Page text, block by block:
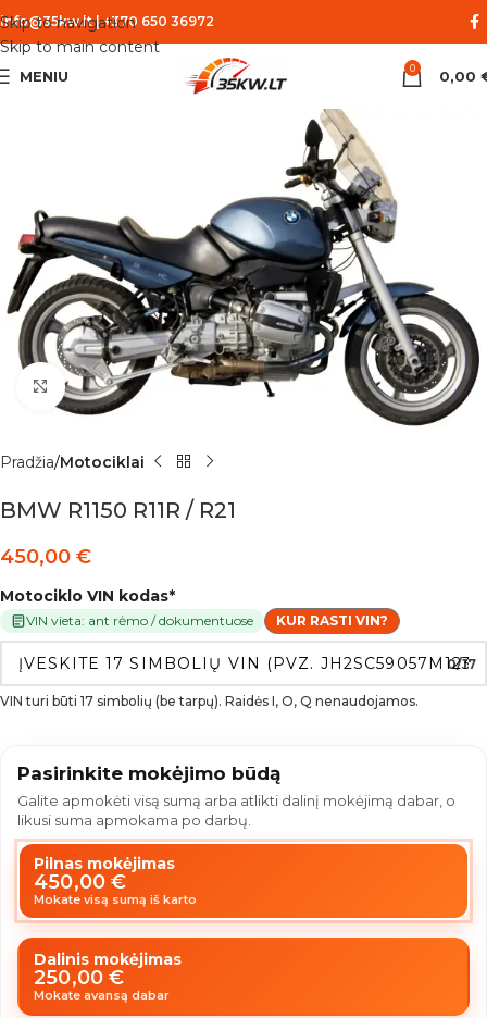
Skip to navigation
Skip to main content
info@35kw.lt|+370 650 36972
MENIU 0 0,00
Spustelėkite norėdami padidinti
Pradžia Motociklai
BMW R1150 R11R / R21
450,00 €
Motociklo VIN kodas*
VIN vieta: ant rėmo / dokumentuose KUR RASTI VIN?
0/17
VIN turi būti 17 simbolių (be tarpų). Raidės I, O, Q nenaudojamos.
Pasirinkite mokėjimo būdą
Galite apmokėti visą sumą arba atlikti dalinį mokėjimą dabar, o
likusi suma apmokama po darbų.
Pilnas mokėjimas
450,00€
Mokate visą sumą iš karto
Dalinis mokėjimas
250,00€
Mokate avansą dabar